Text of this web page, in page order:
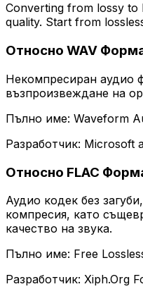
Converting from lossy to
quality. Start from
Относно WAV
Некомпресиран аудио
възпроизвеждане на
Пълно име: Waveform
Разработчик: Microsoft
Относно FLAC
Аудио кодек без
компресия, като
качество на звука.
Пълно име: Free
Разработчик: Xiph.Org